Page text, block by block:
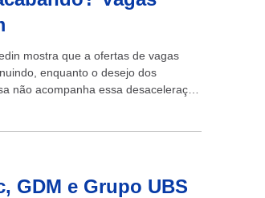
mostra que a ofertas de vagas
enquanto o desejo dos
não acompanha essa desaceleração
GDM e Grupo UBS